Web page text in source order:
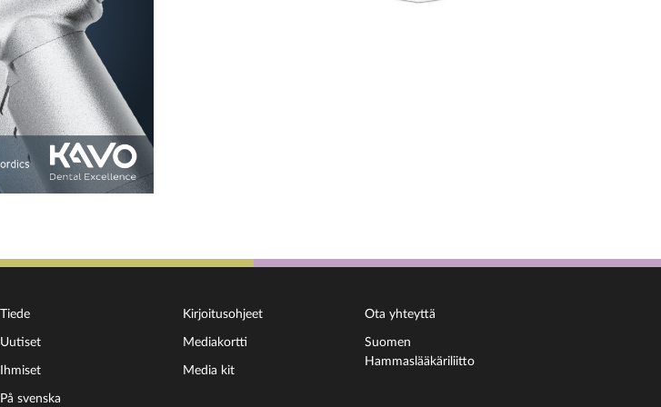
Tiede
Uutiset
Ihmiset
På svenska
Kirjoitusohjeet
Mediakortti
Media kit
Ota yhteyttä
Suomen
Hammaslääkäriliitto